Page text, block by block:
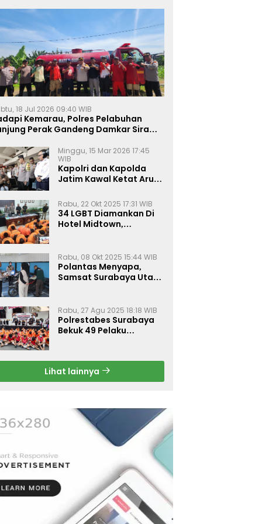
18 Jul 2026 09:40 WIB
Kemarau, Polres Pelabuhan
Perak Gandeng Damkar Siram
Minggu, 15 Mar 2026 17:45
WIB
Kapolri dan Kapolda
Jatim Kawal Ketat Arus
Rabu, 22 Okt 2025 17:31 WIB
34 LGBT Diamankan Di
Hotel Midtown,
Rabu, 08 Okt 2025 15:44 WIB
Polantas Menyapa,
Samsat Surabaya Utara
Rabu, 27 Agu 2025 18:18 WIB
Polrestabes Surabaya
Bekuk 49 Pelaku
Gratis
Lihat lainnya